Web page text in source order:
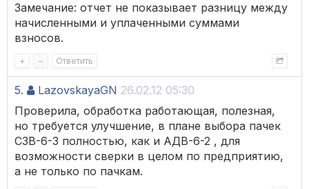
Замечание: отчет не показывает разницу между
начисленными и уплаченными суммами
взносов.
+ – Ответить
5. LazovskayaGN 26.02.12 05:30
Проверила, обработка работающая, полезная,
но требуется улучшение, в плане выбора пачек
СЗВ-6-3 полностью, как и АДВ-6-2 , для
возможности сверки в целом по предприятию,
а не только по пачкам.